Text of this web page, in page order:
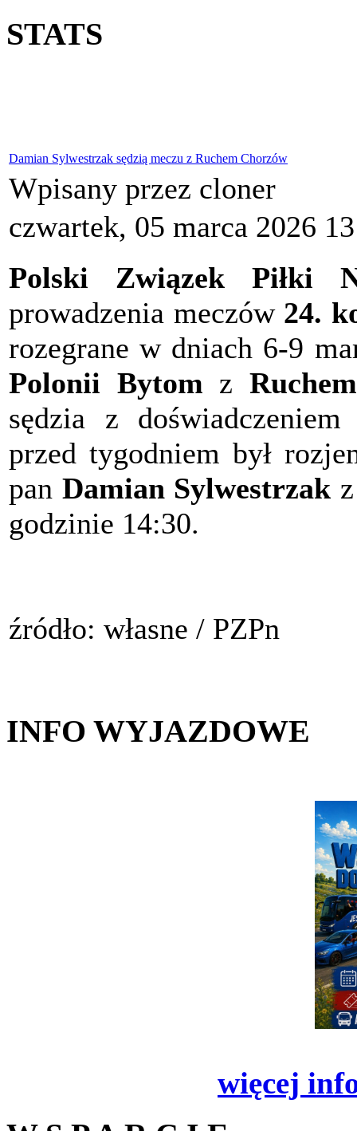
STATS
Damian Sylwestrzak sędzią meczu z Ruchem Chorzów
Wpisany przez cloner
czwartek, 05 marca 2026
Polski Związek Piłki
prowadzenia meczów 24.
rozegrane w dniach 6-9
Polonii Bytom z
sędzia z
przed tygodniem był
pan Damian Sylwestrzak
godzinie 14:30.
źródło: własne / PZPn
INFO WYJAZDOWE
więcej